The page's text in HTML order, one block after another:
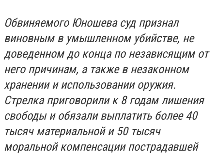
Обвиняемого Юношева суд признал
виновным в умышленном убийстве, не
доведенном до конца по независящим от
него причинам, а также в незаконном
хранении и использовании оружия.
Стрелка приговорили к 8 годам лишения
свободы и обязали выплатить более 40
тысяч материальной и 50 тысяч
моральной компенсации пострадавшей